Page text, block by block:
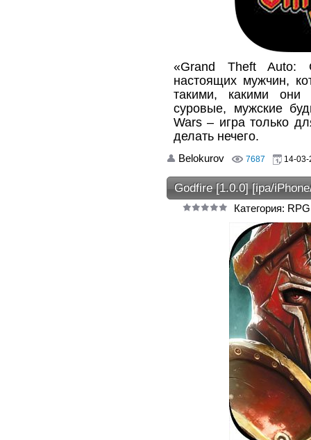
«Grand Theft Auto:
настоящих мужчин,
такими, какими они
суровые, мужские
Wars – игра только
делать нечего.
Belokurov 7687 14-
Godfire [1.0.0] [ipa/
Категория: